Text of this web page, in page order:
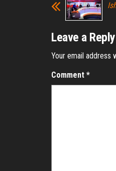
Leave a Reply
Your email address
Comment *